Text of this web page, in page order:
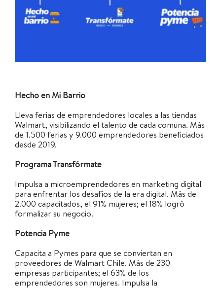
Hecho en Mi Barrio
Lleva ferias de emprendedores locales a las tiendas
Walmart, visibilizando el talento de cada comuna. Más
de 1.500 ferias y 9.000 emprendedores beneficiados
desde 2019.
Programa Transfórmate
Impulsa a microemprendedores en marketing digital
para enfrentar los desafíos de la era digital. Más de
2.000 capacitados, el 91% mujeres; el 18% logró
formalizar su negocio.
Potencia Pyme
Capacita a Pymes para que se conviertan en
proveedores de Walmart Chile. Más de 230
empresas participantes; el 63% de los
emprendedores son mujeres. Impulsa la